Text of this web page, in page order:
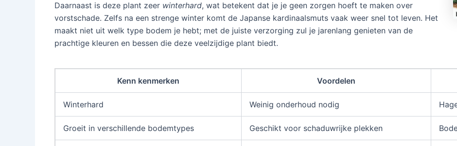
Daarnaast is deze plant zeer winterhard, wat betekent dat je je geen zorgen hoeft te maken over
vorstschade. Zelfs na een strenge winter komt de Japanse kardinaalsmuts vaak weer snel tot leven. Het
maakt niet uit welk type bodem je hebt; met de juiste verzorging zul je jarenlang genieten van de
prachtige kleuren en bessen die deze veelzijdige plant biedt.
Kenn kenmerken Voordelen
Winterhard Weinig onderhoud nodig
Groeit in verschillende bodemtypes Geschikt voor schaduwrijke plekken